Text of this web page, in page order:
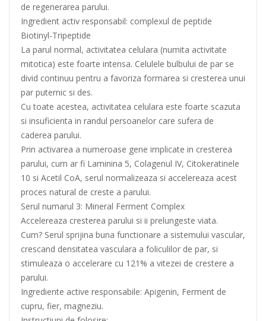
de regenerarea parului.
Ingredient activ responsabil: complexul de peptide
Biotinyl-Tripeptide
La parul normal, activitatea celulara (numita activitate
mitotica) este foarte intensa. Celulele bulbului de par se
divid continuu pentru a favoriza formarea si cresterea unui
par puternic si des.
Cu toate acestea, activitatea celulara este foarte scazuta
si insuficienta in randul persoanelor care sufera de
caderea parului.
Prin activarea a numeroase gene implicate in cresterea
parului, cum ar fi Laminina 5, Colagenul IV, Citokeratinele
10 si Acetil CoA, serul normalizeaza si accelereaza acest
proces natural de creste a parului.
Serul numarul 3: Mineral Ferment Complex
Accelereaza cresterea parului si ii prelungeste viata.
Cum? Serul sprijina buna functionare a sistemului vascular,
crescand densitatea vasculara a foliculilor de par, si
stimuleaza o accelerare cu 121% a vitezei de crestere a
parului.
Ingrediente active responsabile: Apigenin, Ferment de
cupru, fier, magneziu.